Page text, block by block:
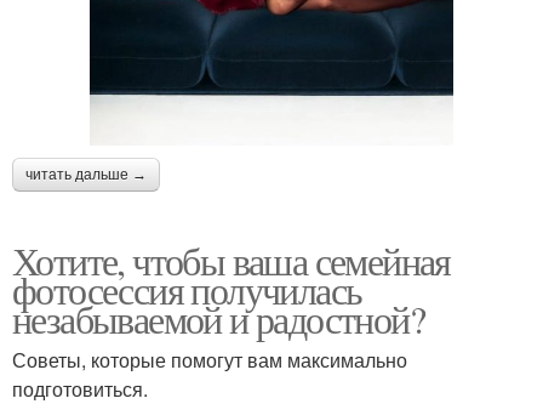
читать дальше →
Хотите, чтобы ваша семейная
фотосессия получилась
незабываемой и радостной?
Советы, которые помогут вам максимально
подготовиться.